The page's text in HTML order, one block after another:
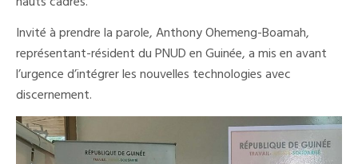
Invité à prendre la parole, Anthony Ohemeng-Boamah,
représentant-résident du PNUD en Guinée, a mis en avant
l’urgence d’intégrer les nouvelles technologies avec
discernement.